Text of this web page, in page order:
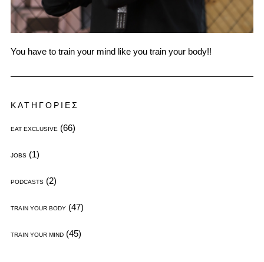
You have to train your mind like you train your body!!
ΚΑΤΗΓΟΡΙΕΣ
EAT EXCLUSIVE (66)
JOBS(1)
PODCASTS(2)
TRAIN YOUR BODY(47)
TRAIN YOUR MIND(45)